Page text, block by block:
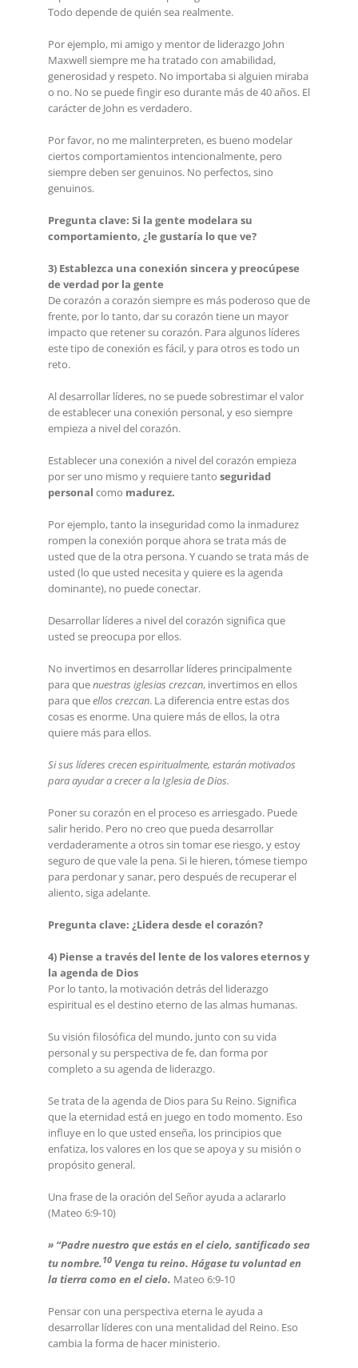
Todo depende de quién sea realmente.
Por ejemplo, mi amigo y mentor de liderazgo John
Maxwell siempre me ha tratado con amabilidad,
generosidad y respeto. No importaba si alguien miraba
o no. No se puede fingir eso durante más de 40 años. El
carácter de John es verdadero.
Por favor, no me malinterpreten, es bueno modelar
ciertos comportamientos intencionalmente, pero
siempre deben ser genuinos. No perfectos, sino
genuinos.
Pregunta clave: Si la gente modelara su
comportamiento, ¿le gustaría lo que ve?
3) Establezca una conexión sincera y preocúpese
de verdad por la gente
De corazón a corazón siempre es más poderoso que de
frente, por lo tanto, dar su corazón tiene un mayor
impacto que retener su corazón. Para algunos líderes
este tipo de conexión es fácil, y para otros es todo un
reto.
Al desarrollar líderes, no se puede sobrestimar el valor
de establecer una conexión personal, y eso siempre
empieza a nivel del corazón.
Establecer una conexión a nivel del corazón empieza
por ser uno mismo y requiere tanto seguridad
personal como madurez.
Por ejemplo, tanto la inseguridad como la inmadurez
rompen la conexión porque ahora se trata más de
usted que de la otra persona. Y cuando se trata más de
usted (lo que usted necesita y quiere es la agenda
dominante), no puede conectar.
Desarrollar líderes a nivel del corazón significa que
usted se preocupa por ellos.
No invertimos en desarrollar líderes principalmente
para quenuestras iglesias crezcan, invertimos en ellos
para queellos crezcan. La diferencia entre estas dos
cosas es enorme. Una quiere más de ellos, la otra
quiere más para ellos.
Si sus líderes crecen espiritualmente, estarán motivados
para ayudar a crecer a la Iglesia de Dios.
Poner su corazón en el proceso es arriesgado. Puede
salir herido. Pero no creo que pueda desarrollar
verdaderamente a otros sin tomar ese riesgo, y estoy
seguro de que vale la pena. Si le hieren, tómese tiempo
para perdonar y sanar, pero después de recuperar el
aliento, siga adelante.
Pregunta clave: ¿Lidera desde el corazón?
4) Piense a través del lente de los valores eternos y
la agenda de Dios
Por lo tanto, la motivación detrás del liderazgo
espiritual es el destino eterno de las almas humanas.
Su visión filosófica del mundo, junto con su vida
personal y su perspectiva de fe, dan forma por
completo a su agenda de liderazgo.
Se trata de la agenda de Dios para Su Reino. Significa
que la eternidad está en juego en todo momento. Eso
influye en lo que usted enseña, los principios que
enfatiza, los valores en los que se apoya y su misión o
propósito general.
Una frase de la oración del Señor ayuda a aclararlo
(Mateo 6:9-10)
» “Padre nuestro que estás en el cielo, santificado sea
tu nombre.10 Venga tu reino. Hágase tu voluntad en
la tierra como en el cielo. Mateo 6:9-10
Pensar con una perspectiva eterna le ayuda a
desarrollar líderes con una mentalidad del Reino. Eso
cambia la forma de hacer ministerio.